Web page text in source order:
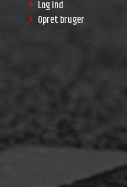
Log ind
Opret bruger